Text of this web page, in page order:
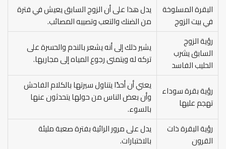
البقرة المسلوخة
في بيت الزوج
يدل هذا على أن الزوج السابق يعيش في فترة
من الضنك والتعب وتصيبه المصائب.
رؤية الزوج
السابق يشرب
الحليب الفاسد
يشير ذلك إلى أنه يشعر بالندم والحسرة على
تركه له ويتمنى رجوع المياه إلى مجاريها.
رؤية بقرة سوداء
تهجم عليها
يعني أن أحدًا يتناول سيرتها بالكلام الفاحش
وأن بعض الناس من حولها يتحدثون عنها
بالسوء.
رؤية البقرة ذات
القرون
يدل على مرور الرائية بفترة صعبة مليئة
بالاختبارات.